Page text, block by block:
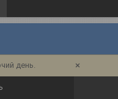
день.